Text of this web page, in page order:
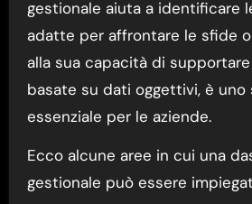
gestionale aiuta a identificare
adatte per affrontare le sfide
alla sua capacità di
basate su dati oggettivi, è
essenziale per le aziende.
Ecco alcune aree in cui una
gestionale può essere